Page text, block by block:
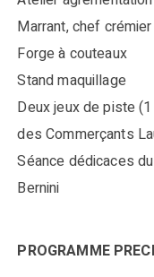
Marrant, chef
Forge à couteaux
Stand maquillage
Deux jeux de piste
des Commerçants
Séance dédicaces
Bernini
PROGRAMME